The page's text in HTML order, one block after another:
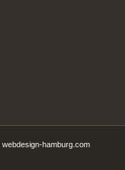
webdesign-hamburg.com